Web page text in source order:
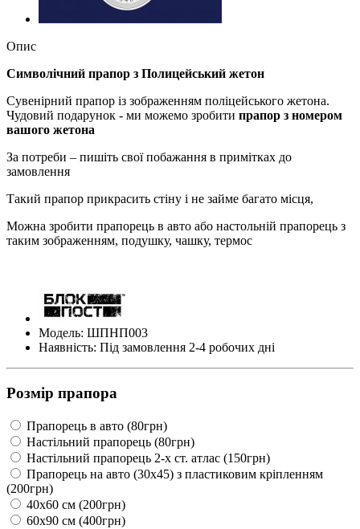
Опис
Символічний прапор з Полицейський жетон
Сувенірний прапор із зображенням поліцейського жетона.
Чудовий подарунок - ми можемо зробити прапор з номером
вашого жетона
За потреби – пишіть свої побажання в примітках до
замовлення
Такий прапор прикрасить стіну і не займе багато місця,
Можна зробити прапорець в авто або настольній прапорець з
таким зображенням, подушку, чашку, термос
Модель: ШПНП003
Наявність: Під замовлення 2-4 робочих дні
Розмір прапора
Прапорець в авто (80грн)
Настільний прапорець (80грн)
Настільний прапорець 2-х ст. атлас (150грн)
Прапорець на авто (30х45) з пластиковим кріпленням
(200грн)
40х60 см (200грн)
60х90 см (400грн)